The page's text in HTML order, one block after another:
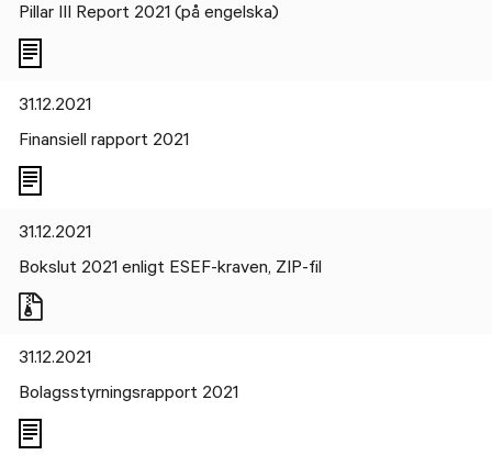
Pillar III Report 2021 (på engelska)
31.12.2021
Finansiell rapport 2021
31.12.2021
Bokslut 2021 enligt ESEF-kraven, ZIP-fil
31.12.2021
Bolagsstyrningsrapport 2021